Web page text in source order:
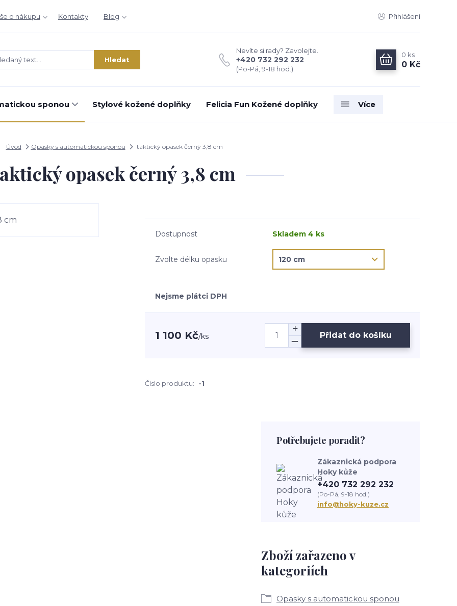
o nákupu Kontakty Blog Přihlášení
Hledat
Nevíte si rady? Zavolejte.
+420 732 292 232
(Po-Pá, 9-18 hod.)
0 ks
0 Kč
sponou Stylové kožené doplňky Felicia Fun Kožené doplňky Více
Úvod Opasky s automatickou sponou taktický opasek černý 3,8 cm
opasek černý 3,8 cm
Dostupnost Skladem 4 ks
Zvolte délku opasku
Nejsme plátci DPH
1 100 Kč/ks Přidat do košíku
Číslo produktu: -1
Zboží zařazeno v
kategoriích
Opasky s automatickou sponou
Potřebujete poradit?
Zákaznická podpora
Hoky kůže
+420 732 292 232
(Po-Pá, 9-18 hod.)
info@hoky-kuze.cz